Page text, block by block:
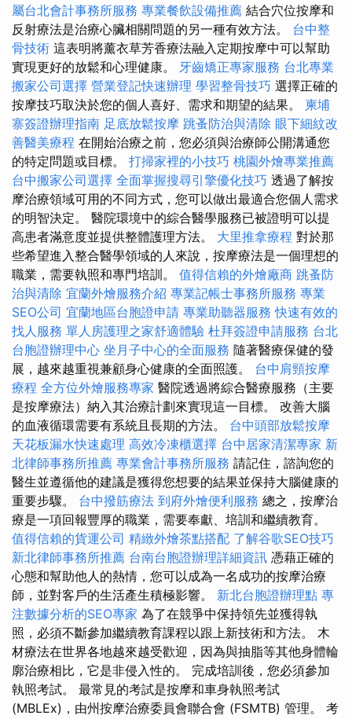
屬台北會計事務所服務 專業餐飲設備推薦 結合穴位按摩和
反射療法是治療心臟相關問題的另一種有效方法。 台中整
骨技術 這表明將薰衣草芳香療法融入定期按摩中可以幫助
實現更好的放鬆和心理健康。 牙齒矯正專家服務 台北專業
搬家公司選擇 營業登記快速辦理 學習整骨技巧 選擇正確的
按摩技巧取決於您的個人喜好、需求和期望的結果。 柬埔
寨簽證辦理指南 足底放鬆按摩 跳蚤防治與清除 眼下細紋改
善醫美療程 在開始治療之前，您必須與治療師公開溝通您
的特定問題或目標。 打掃家裡的小技巧 桃園外燴專業推薦
台中搬家公司選擇 全面掌握搜尋引擎優化技巧 透過了解按
摩治療領域可用的不同方式，您可以做出最適合您個人需求
的明智決定。 醫院環境中的綜合醫學服務已被證明可以提
高患者滿意度並提供整體護理方法。 大里推拿療程 對於那
些希望進入整合醫學領域的人來說，按摩療法是一個理想的
職業，需要執照和專門培訓。 值得信賴的外燴廠商 跳蚤防
治與清除 宜蘭外燴服務介紹 專業記帳士事務所服務 專業
SEO公司 宜蘭地區台胞證申請 專業助聽器服務 快速有效的
找人服務 單人房護理之家舒適體驗 杜拜簽證申請服務 台北
台胞證辦理中心 坐月子中心的全面服務 隨著醫療保健的發
展，越來越重視兼顧身心健康的全面照護。 台中肩頸按摩
療程 全方位外燴服務專家 醫院透過將綜合醫療服務（主要
是按摩療法）納入其治療計劃來實現這一目標。 改善大腦
的血液循環需要有系統且長期的方法。 台中頭部放鬆按摩
天花板漏水快速處理 高效冷凍櫃選擇 台中居家清潔專家 新
北律師事務所推薦 專業會計事務所服務 請記住，諮詢您的
醫生並遵循他的建議是獲得您想要的結果並保持大腦健康的
重要步驟。 台中撥筋療法 到府外燴便利服務 總之，按摩治
療是一項回報豐厚的職業，需要奉獻、培訓和繼續教育。
值得信賴的貨運公司 精緻外燴茶點搭配 了解谷歌SEO技巧
新北律師事務所推薦 台南台胞證辦理詳細資訊 憑藉正確的
心態和幫助他人的熱情，您可以成為一名成功的按摩治療
師，並對客戶的生活產生積極影響。 新北台胞證辦理點 專
注數據分析的SEO專家 為了在競爭中保持領先並獲得執
照，必須不斷參加繼續教育課程以跟上新技術和方法。 木
材療法在世界各地越來越受歡迎，因為與抽脂等其他身體輪
廓治療相比，它是非侵入性的。 完成培訓後，您必須參加
執照考試。 最常見的考試是按摩和車身執照考試
(MBLEx)，由州按摩治療委員會聯合會 (FSMTB) 管理。 考